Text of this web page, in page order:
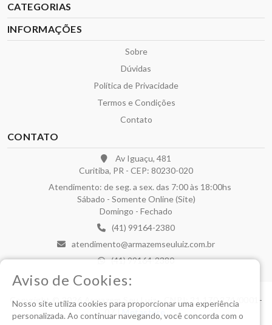
CATEGORIAS
INFORMAÇÕES
Sobre
Dúvidas
Política de Privacidade
Termos e Condições
Contato
CONTATO
Av Iguaçu, 481
Curitiba, PR - CEP: 80230-020
Atendimento: de seg. a sex. das 7:00 às 18:00hs
Sábado - Somente Online (Site)
Domingo - Fechado
(41) 99164-2380
atendimento@armazemseuluiz.com.br
(41) 99164-2380
Copyright © 2026 Armazem Seu Luiz - CNPJ: 21.170.274/0001-
Metastore
Aviso de Cookies:
Nosso site utiliza cookies para proporcionar uma experiência
personalizada. Ao continuar navegando, você concorda com o